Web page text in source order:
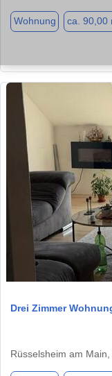
Wohnung ca. 90,00
Drei Zimmer
Rüsselsheim am